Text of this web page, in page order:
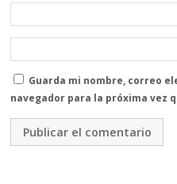
Guarda mi nombre, correo
navegador para la próxima vez